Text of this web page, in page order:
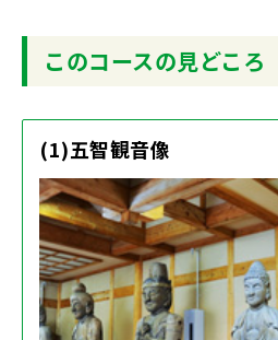
このコースの見どころ
(1)五智観音像